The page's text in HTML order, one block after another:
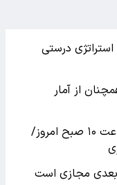
استراتژی درستی
از آمار
اعمال محدودیت تردد در چالوس از ساعت ۱۰ صبح امروز/
بعدی مجازی است